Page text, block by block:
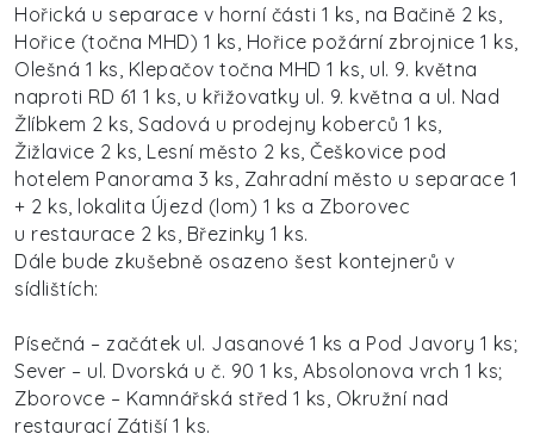
Hořická u separace v horní části 1 ks, na Bačině 2 ks,
Hořice (točna MHD) 1 ks, Hořice požární zbrojnice 1 ks,
Olešná 1 ks, Klepačov točna MHD 1 ks, ul. 9. května
naproti RD 61 1 ks, u křižovatky ul. 9. května a ul. Nad
Žlíbkem 2 ks, Sadová u prodejny koberců 1 ks,
Žižlavice 2 ks, Lesní město 2 ks, Češkovice pod
hotelem Panorama 3 ks, Zahradní město u separace 1
+ 2 ks, lokalita Újezd (lom) 1 ks a Zborovec
u restaurace 2 ks, Březinky 1 ks.
Dále bude zkušebně osazeno šest kontejnerů v
sídlištích:
Písečná – začátek ul. Jasanové 1 ks a Pod Javory 1 ks;
Sever – ul. Dvorská u č. 90 1 ks, Absolonova vrch 1 ks;
Zborovce – Kamnářská střed 1 ks, Okružní nad
restaurací Zátiší 1 ks.